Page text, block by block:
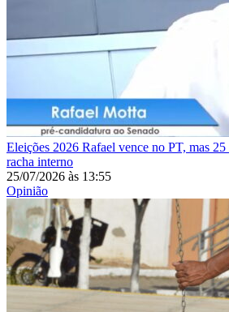
Eleições 2026 Rafael vence no PT, mas 25
racha interno
25/07/2026 às 13:55
Opinião